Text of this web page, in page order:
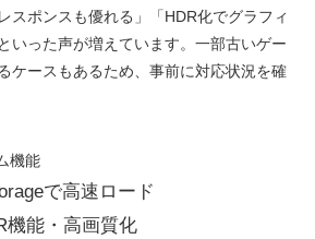
スポンスも優れる」「HDR化でグラフィ
いった声が増えています。一部古いゲー
ケースもあるため、事前に対応状況を確
機能
で高速ロード
機能・高画質化